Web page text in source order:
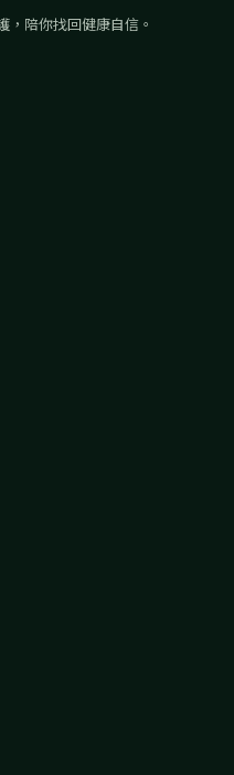
，陪你找回健康自信。